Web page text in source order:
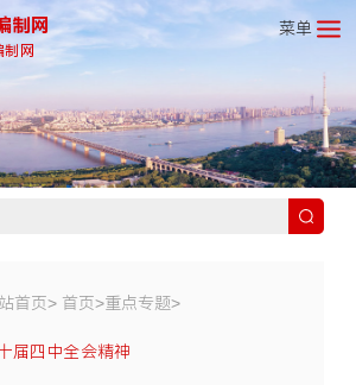
制网
制网
菜单
首页> 首页>重点专题>
届四中全会精神